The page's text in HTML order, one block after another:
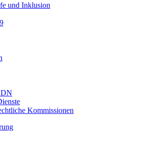
und Inklusion
Kommissionen